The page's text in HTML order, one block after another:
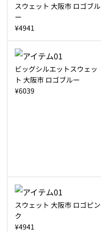
スウェット 大阪市 ロゴブル
ー
¥4941
ビッグシルエットスウェッ
ト 大阪市 ロゴブルー
¥6039
スウェット 大阪市 ロゴピン
ク
¥4941